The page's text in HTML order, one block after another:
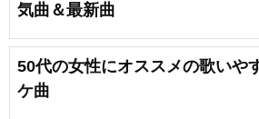
気曲＆最新曲
50代の女性にオススメの歌いや
ケ曲